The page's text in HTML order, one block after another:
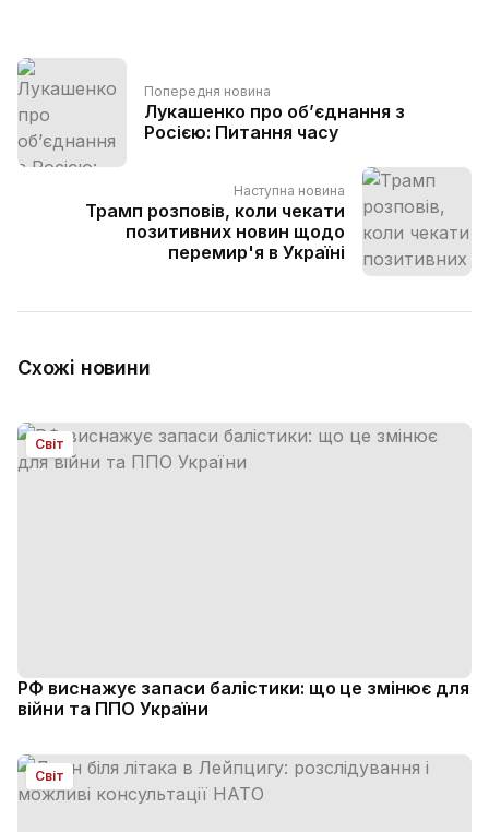
Попередня новина
Лукашенко про об’єднання з
Росією: Питання часу
Наступна новина
Трамп розповів, коли чекати
позитивних новин щодо
перемир'я в Україні
Схожі новини
Світ
РФ виснажує запаси балістики: що це змінює для
війни та ППО України
Світ